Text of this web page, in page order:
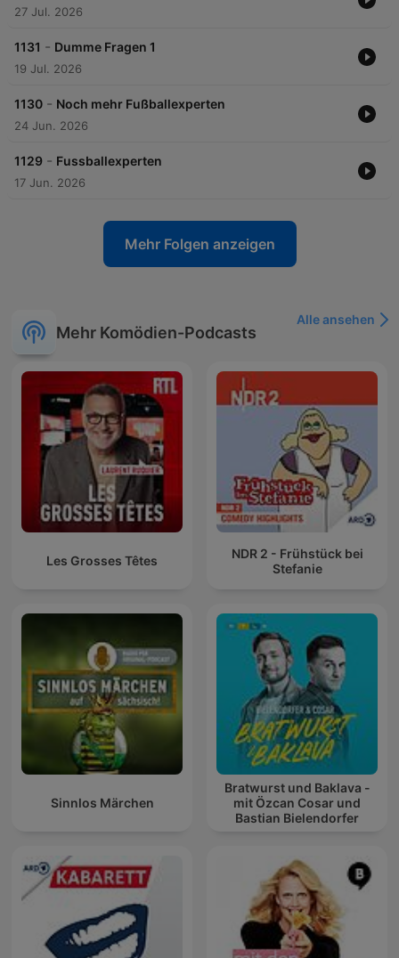
27 Jul. 2026
1131 - Dumme Fragen 1
19 Jul. 2026
1130 - Noch mehr Fußballexperten
24 Jun. 2026
1129 - Fussballexperten
17 Jun. 2026
Mehr Folgen anzeigen
Mehr Komödien-Podcasts
Alle ansehen
Les Grosses Têtes
NDR 2 - Frühstück bei
Stefanie
Sinnlos Märchen
Bratwurst und Baklava -
mit Özcan Cosar und
Bastian Bielendorfer